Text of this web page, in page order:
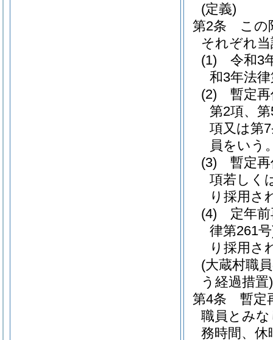
(定義)
第2条
この
それぞれ
(1)
令和3
和3年法
(2)
暫定
第2項、
項又は第
員をいう
(3)
暫定
項若しく
り採用さ
(4)
定年
律第261
り採用さ
(大蔵村職
う経過措置)
第4条
暫定
職員とみ
務時間、